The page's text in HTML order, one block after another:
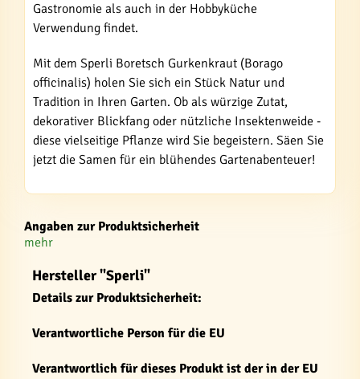
Gastronomie als auch in der Hobbyküche
Verwendung findet.
Mit dem Sperli Boretsch Gurkenkraut (Borago
officinalis) holen Sie sich ein Stück Natur und
Tradition in Ihren Garten. Ob als würzige Zutat,
dekorativer Blickfang oder nützliche Insektenweide -
diese vielseitige Pflanze wird Sie begeistern. Säen Sie
jetzt die Samen für ein blühendes Gartenabenteuer!
Angaben zur Produktsicherheit
mehr
Hersteller "Sperli"
Details zur Produktsicherheit:
Verantwortliche Person für die EU
Verantwortlich für dieses Produkt ist der in der EU